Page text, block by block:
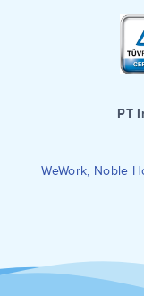
PT
WeWork, Noble